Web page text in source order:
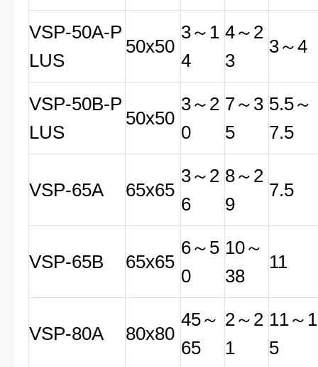
VSP-50A-P
LUS
50x50
3～ 1
4
4～ 2
3
3～4
VSP-50B-P
LUS
50x50
3～ 2
0
7～ 3
5
5.5～
7.5
VSP-65A 65x65
3～ 2
6
8～ 2
9
7.5
VSP-65B 65x65
6～ 5
0
10～
38
11
VSP-80A 80x80
45～
65
2～ 2
1
11～ 1
5